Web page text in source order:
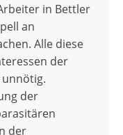
in Bettler
an
Alle diese
der
der
der